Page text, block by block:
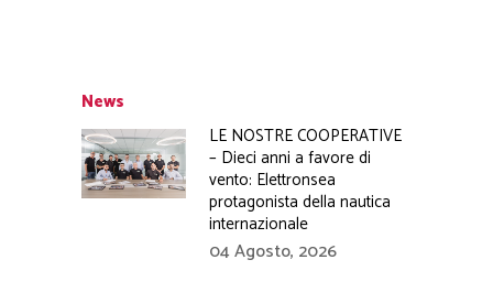
News
LE NOSTRE COOPERATIVE
– Dieci anni a favore di
vento: Elettronsea
protagonista della nautica
internazionale
04 Agosto, 2026